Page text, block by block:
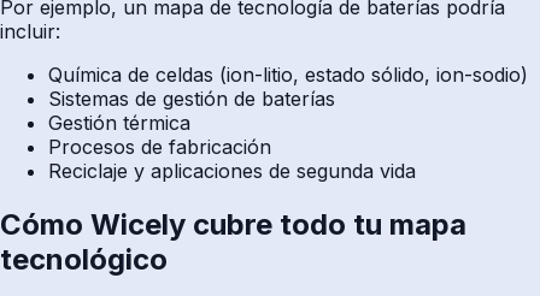
Por ejemplo, un mapa de tecnología de baterías podría
incluir:
Química de celdas (ion-litio, estado sólido, ion-sodio)
Sistemas de gestión de baterías
Gestión térmica
Procesos de fabricación
Reciclaje y aplicaciones de segunda vida
Cómo Wicely cubre todo tu mapa
tecnológico